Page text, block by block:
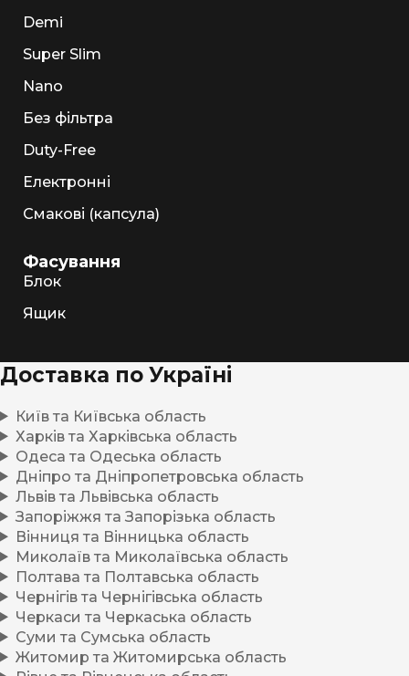
Demi
Super Slim
Nano
Без фільтра
Duty-Free
Електронні
Смакові (капсула)
Фасування
Блок
Ящик
Доставка по Україні
Київ та Київська область
Харків та Харківська область
Одеса та Одеська область
Дніпро та Дніпропетровська область
Львів та Львівська область
Запоріжжя та Запорізька область
Вінниця та Вінницька область
Миколаїв та Миколаївська область
Полтава та Полтавська область
Чернігів та Чернігівська область
Черкаси та Черкаська область
Суми та Сумська область
Житомир та Житомирська область